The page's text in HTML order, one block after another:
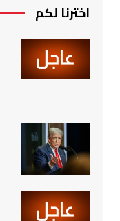
اخترنا لكم